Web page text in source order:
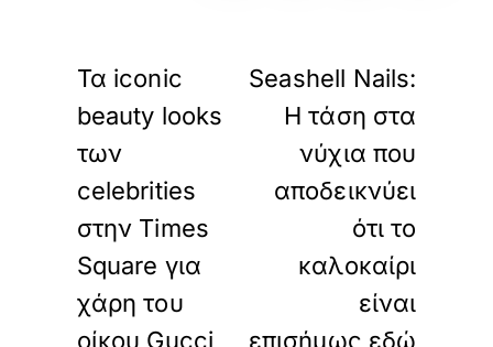
Τα iconic
beauty looks
των
celebrities
στην Times
Square για
χάρη του
οίκου Gucci
Seashell Nails:
Η τάση στα
νύχια που
αποδεικνύει
ότι το
καλοκαίρι
είναι
επισήμως εδώ